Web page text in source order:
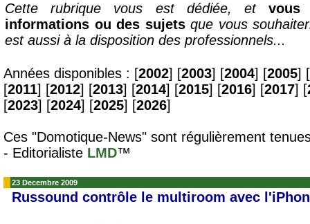
Cette rubrique vous est dédiée, etvous
informations ou des sujetsque vous
est aussi à la disposition des professionnels...
Années disponibles : [2002] [2003] [2004] [2005] [
[2011] [2012] [2013] [2014] [2015] [2016] [2017] [
[2023] [2024] [2025] [2026]
Ces "Domotique-News" sont régulièrement
- Editorialiste LMD™
23 Decembre 2009
Russound contrôle le multiroom avec